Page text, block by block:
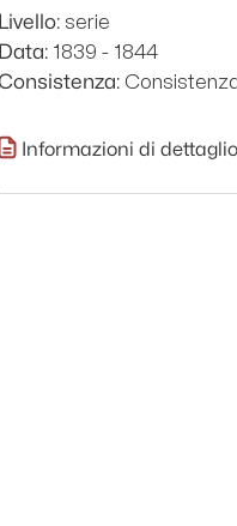
Livello: serie
Data: 1839 - 1844
Informazioni di dettaglio